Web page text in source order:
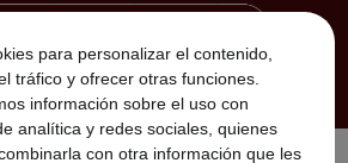
para personalizar el contenido,
tráfico y ofrecer otras funciones.
información sobre el uso con
analítica y redes sociales, quienes
con otra información que les
las tonalidades